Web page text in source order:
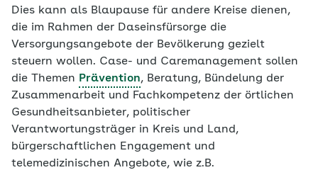
Dies kann als Blaupause für andere Kreise dienen,
die im Rahmen der Daseinsfürsorge die
Versorgungsangebote der Bevölkerung gezielt
steuern wollen. Case- und Caremanagement sollen
die Themen Prävention, Beratung, Bündelung der
Zusammenarbeit und Fachkompetenz der örtlichen
Gesundheitsanbieter, politischer
Verantwortungsträger in Kreis und Land,
bürgerschaftlichen Engagement und
telemedizinischen Angebote, wie z.B.